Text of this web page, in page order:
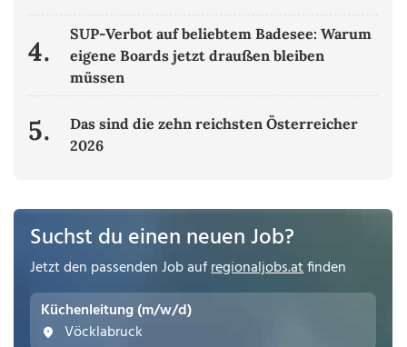
4.
SUP-Verbot auf beliebtem Badesee: Warum
eigene Boards jetzt draußen bleiben
müssen
5.
Das sind die zehn reichsten Österreicher
2026
Suchst du einen neuen Job?
Jetzt den passenden Job aufregionaljobs.atfinden
Küchenleitung (m/w/d)
Vöcklabruck